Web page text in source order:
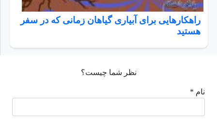
راهکارهایی برای آبیاری گیاهان زمانی که در سفر
هستید
نظر شما چیست؟
نام *